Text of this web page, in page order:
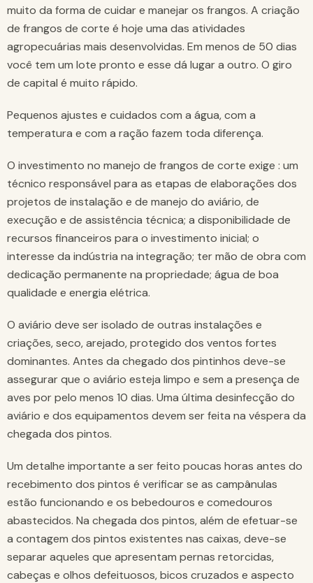
muito da forma de cuidar e manejar os frangos. A criação
de frangos de corte é hoje uma das atividades
agropecuárias mais desenvolvidas. Em menos de 50 dias
você tem um lote pronto e esse dá lugar a outro. O giro
de capital é muito rápido.
Pequenos ajustes e cuidados com a água, com a
temperatura e com a ração fazem toda diferença.
O investimento no manejo de frangos de corte exige : um
técnico responsável para as etapas de elaborações dos
projetos de instalação e de manejo do aviário, de
execução e de assistência técnica; a disponibilidade de
recursos financeiros para o investimento inicial; o
interesse da indústria na integração; ter mão de obra com
dedicação permanente na propriedade; água de boa
qualidade e energia elétrica.
O aviário deve ser isolado de outras instalações e
criações, seco, arejado, protegido dos ventos fortes
dominantes. Antes da chegado dos pintinhos deve-se
assegurar que o aviário esteja limpo e sem a presença de
aves por pelo menos 10 dias. Uma última desinfecção do
aviário e dos equipamentos devem ser feita na véspera da
chegada dos pintos.
Um detalhe importante a ser feito poucas horas antes do
recebimento dos pintos é verificar se as campânulas
estão funcionando e os bebedouros e comedouros
abastecidos. Na chegada dos pintos, além de efetuar-se
a contagem dos pintos existentes nas caixas, deve-se
separar aqueles que apresentam pernas retorcidas,
cabeças e olhos defeituosos, bicos cruzados e aspecto